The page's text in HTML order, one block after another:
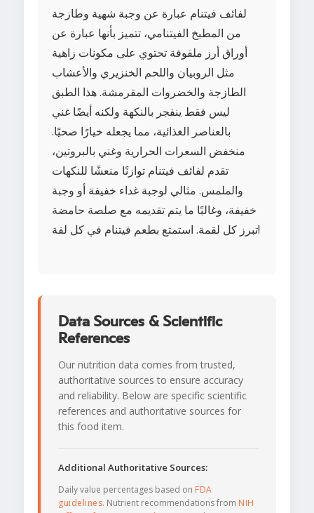
لفائف فيتنام عبارة عن وجبة شهية وطازجة
من المطبخ الفيتنامي، تتميز بأنها عبارة عن
أوراق أرز ملفوفة تحتوي على مكونات زاهية
مثل الروبيان واللحم الخنزيري والأعشاب
الطازجة والخضروات المقرمشة. هذا الطبق
ليس فقط ينفجر بالنكهة ولكنه أيضًا غني
بالعناصر الغذائية، مما يجعله خيارًا صحيًا.
منخفض السعرات الحرارية وغني بالبروتين،
تقدم لفائف فيتنام توازنًا منعشًا للنكهات
والملمس. مثالي لوجبة غداء خفيفة أو وجبة
خفيفة، وغالبًا ما يتم تقديمه مع صلصة حامضة
تبرز كل لقمة. استمتع بطعم فيتنام في كل لفة!
Data Sources & Scientific
References
Our nutrition data comes from trusted,
authoritative sources to ensure accuracy
and reliability. Below are specific scientific
references and authoritative sources for
this food item.
Additional Authoritative Sources:
Daily value percentages based on FDA
guidelines. Nutrient recommendations from NIH